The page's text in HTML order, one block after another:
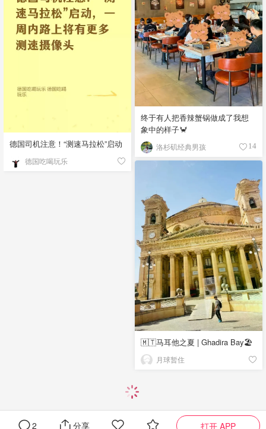
德国司机注意！“测速马拉松”启动
德国吃喝玩乐
终于有人把香辣蟹锅做成了我想
象中的样子🦀
洛杉矶经典男孩 14
🇲🇹马耳他之夏 | Ghadira Bay🏖️
月球暂住
2 分享 打开 APP